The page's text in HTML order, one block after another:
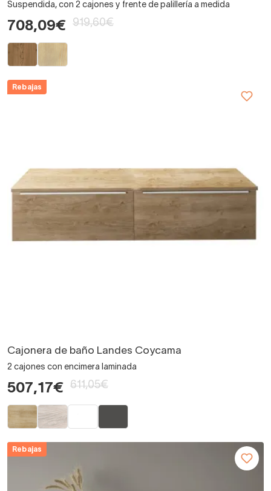
Suspendida, con 2 cajones y frente de palillería a medida
708,09€ 919,60€
Rebajas
Cajonera de baño Landes Coycama
2 cajones con encimera laminada
507,17€ 611,05€
Rebajas